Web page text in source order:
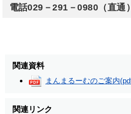
電話029－291－0980（直通）
関連資料
まんまるーむのご案内
関連リンク